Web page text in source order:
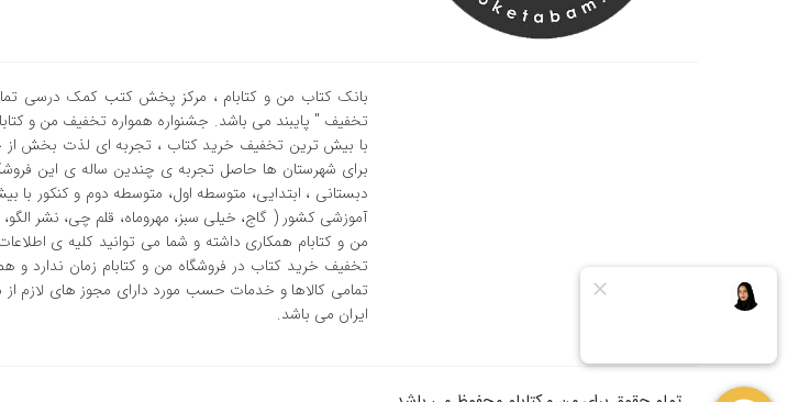
بانک کتاب من و کتابام ، مرکز پخش کتب کمک درسی
تخفیف " پایبند می باشد. جشنواره همواره تخفیف من و
برای شهرستان ها حاصل تجربه ی چندین ساله ی این
دبستانی ، ابتدایی، متوسطه اول، متوسطه دوم و کنکور
آموزشی کشور ( گاج، خیلی سبز، مهروماه، قلم چی، نشر
من و کتابام همکاری داشته و شما می توانید کلیه ی
تخفیف خرید کتاب در فروشگاه من و کتابام زمان ندارد
تمامی کالاها و خدمات حسب مورد دارای مجوز های لازم
ایران می باشد.